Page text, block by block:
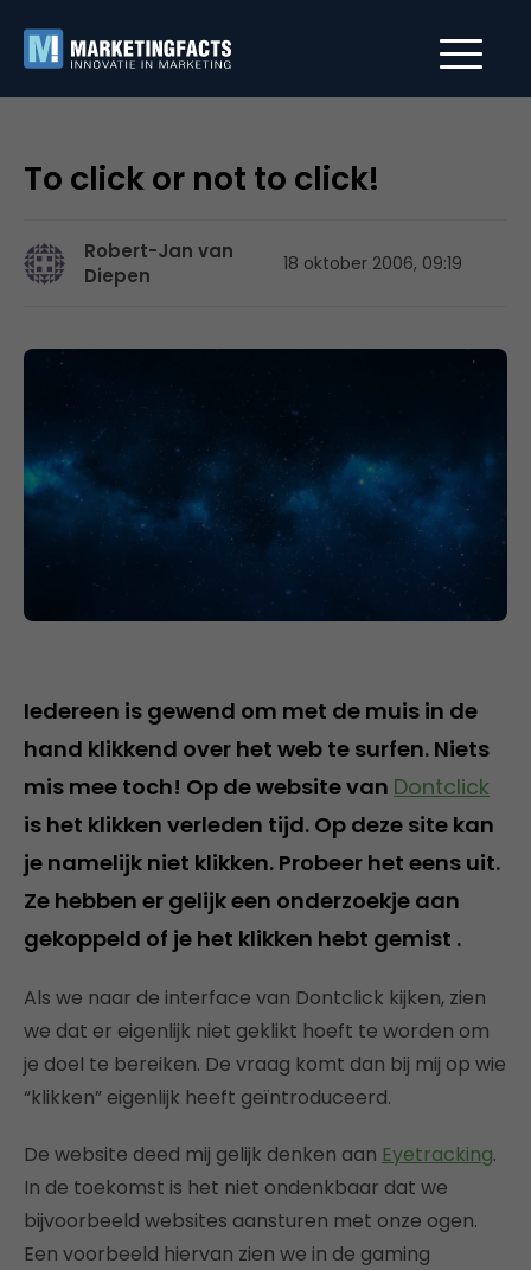
To click or not to click!
Robert-Jan van
Diepen
18 oktober 2006, 09:19
Iedereen is gewend om met de muis in de
hand klikkend over het web te surfen. Niets
mis mee toch! Op de website van Dontclick
is het klikken verleden tijd. Op deze site kan
je namelijk niet klikken. Probeer het eens uit.
Ze hebben er gelijk een onderzoekje aan
gekoppeld of je het klikken hebt gemist .
Als we naar de interface van Dontclick kijken, zien
we dat er eigenlijk niet geklikt hoeft te worden om
je doel te bereiken. De vraag komt dan bij mij op wie
“klikken” eigenlijk heeft geïntroduceerd.
De website deed mij gelijk denken aan Eyetracking.
In de toekomst is het niet ondenkbaar dat we
bijvoorbeeld websites aansturen met onze ogen.
Een voorbeeld hiervan zien we in de gaming